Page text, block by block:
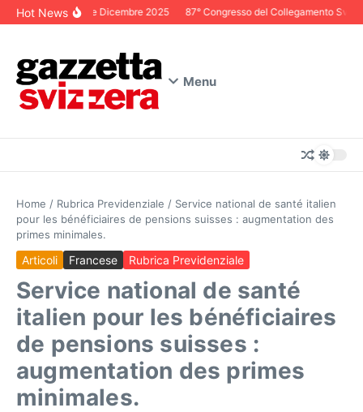
Salta al contenuto
Hot NewsEditoriale Dicembre 2025 87° Congresso del Collegamento
Menu
Home / Rubrica Previdenziale / Service national de santé italien
pour les bénéficiaires de pensions suisses : augmentation des
primes minimales.
Articoli Francese Rubrica Previdenziale
Service national de santé
italien pour les bénéficiaires
de pensions suisses :
augmentation des primes
minimales.